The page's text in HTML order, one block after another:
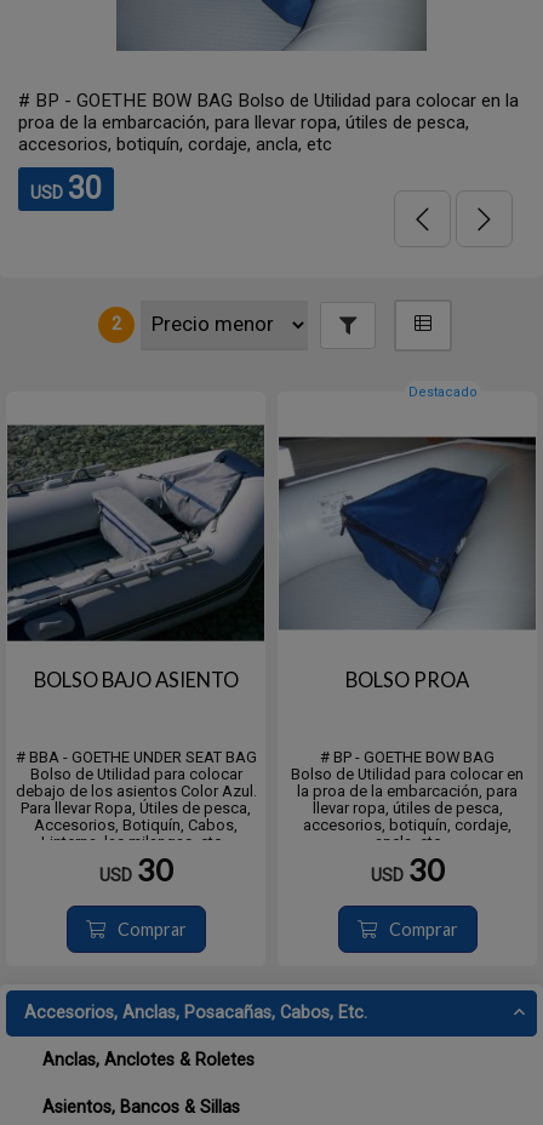
Accesorios, Anclas, Posacañas, Cabos, Etc.
Anclas, Anclotes & Roletes
Asientos, Bancos & Sillas
# BP - GOETHE BOW BAG Bolso de Utilidad para colocar en la
proa de la embarcación, para llevar ropa, útiles de pesca,
accesorios, botiquín, cordaje, ancla, etc
USD 30
2
BOLSO BAJO ASIENTO
# BBA - GOETHE UNDER SEAT BAG
Bolso de Utilidad para colocar
debajo de los asientos Color Azul.
Para llevar Ropa, Útiles de pesca,
Accesorios, Botiquín, Cabos,
Linterna, las milangas, etc -
Para Embarcaciones de Hasta
3.30 mts.- BA1
USD 30
Comprar
Destacado
BOLSO PROA
# BP - GOETHE BOW BAG
Bolso de Utilidad para colocar en
la proa de la embarcación, para
llevar ropa, útiles de pesca,
accesorios, botiquín, cordaje,
ancla, etc
USD 30
Comprar